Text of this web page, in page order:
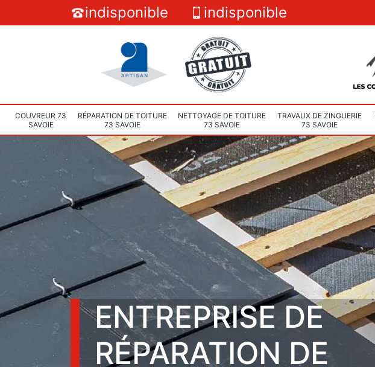
indisponible indisponible
COUVREUR 73
SAVOIE
RÉPARATION DE TOITURE
73 SAVOIE
NETTOYAGE DE TOITURE
73 SAVOIE
TRAVAUX DE ZINGUERIE
73 SAVOIE
ENTREPRISE DE
RÉPARATION DE